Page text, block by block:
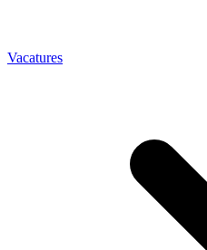
Vacatures